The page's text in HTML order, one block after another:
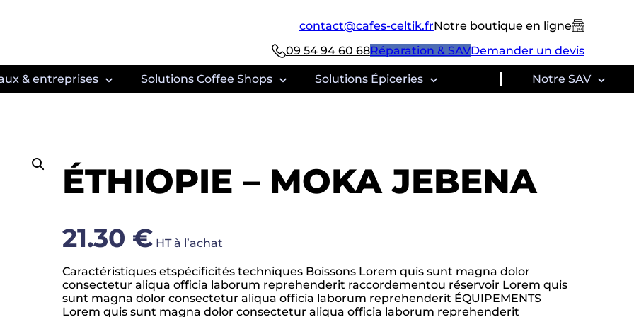
contact@cafes-celtik.frNotre boutique en ligne
09 54 94 60 68Réparation & SAVDemander un devis
& entreprises Solutions Coffee Shops
l’offre clé en main
Solutions Épiceries Notre SAV
ÉTHIOPIE – MOKA JEBENA
21.30 € HT à l’achat
Caractéristiques etspécificités techniques Boissons Lorem quis sunt magna dolor
consectetur aliqua officia laborum reprehenderit raccordementou réservoir Lorem quis
sunt magna dolor consectetur aliqua officia laborum reprehenderit ÉQUIPEMENTS
Lorem quis sunt magna dolor consectetur aliqua officia laborum reprehenderit